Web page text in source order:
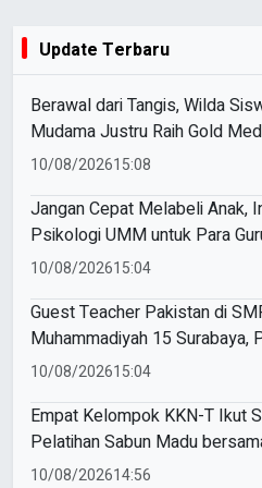
Update Terbaru
Berawal dari Tangis, Wilda
Mudama Justru Raih Gold
Awards 2026
10/08/202615:08
Jangan Cepat Melabeli Anak,
Psikologi UMM untuk Para
10/08/202615:04
Guest Teacher Pakistan di
Muhammadiyah 15 Surabaya,
Pembelajaran Matematika
10/08/202615:04
Empat Kelompok KKN-T Ikut
Pelatihan Sabun Madu
PCM
10/08/202614:56